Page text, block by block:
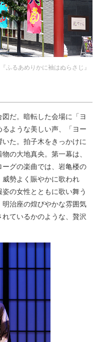
ふるあめりかに袖はぬらさじ』
だ。暗転した会場に「ヨ
ような美しい声、「ヨー
た。拍子木をきっかけに
の大地真央。第一幕は、
グの楽曲では、岩亀楼の
勢よく賑やかに歌われ
の女性とともに歌い舞う
治座の煌びやかな雰囲気
ているかのような、贅沢